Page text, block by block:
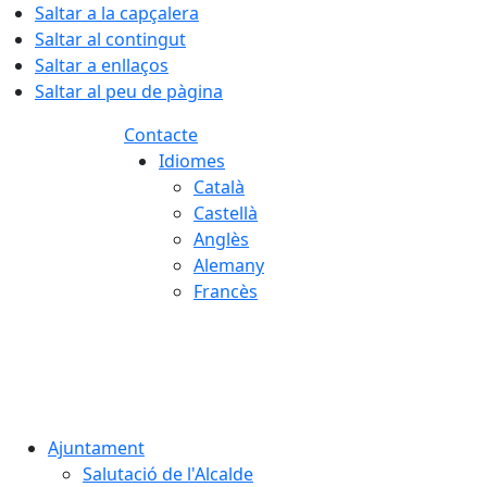
Saltar a la capçalera
Saltar al contingut
Saltar a enllaços
Saltar al peu de pàgina
Contacte
Idiomes
Català
Castellà
Anglès
Alemany
Francès
Ajuntament
Salutació de l'Alcalde